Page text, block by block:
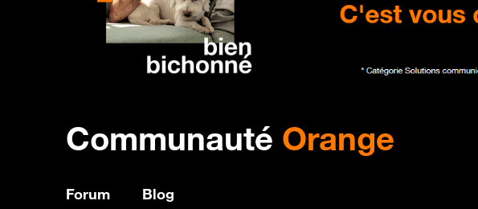
Communauté Orange
Forum Blog